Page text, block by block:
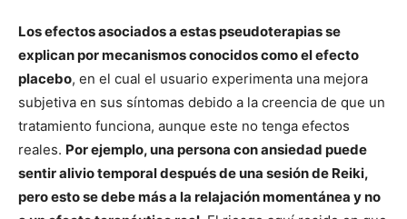
Los efectos asociados a estas pseudoterapias se
explican por mecanismos conocidos como el efecto
placebo, en el cual el usuario experimenta una mejora
subjetiva en sus síntomas debido a la creencia de que un
tratamiento funciona, aunque este no tenga efectos
reales. Por ejemplo, una persona con ansiedad puede
sentir alivio temporal después de una sesión de Reiki,
pero esto se debe más a la relajación momentánea y no